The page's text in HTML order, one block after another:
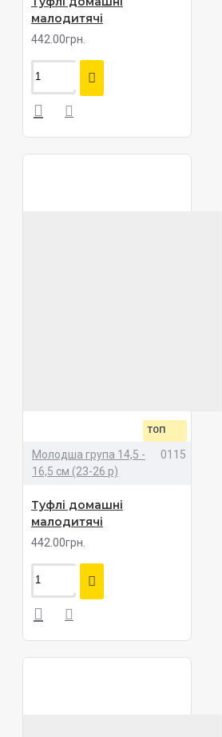
малодитячі
442.00грн.
ТОП
Молодша група 14,5 -
16,5 см (23-26 р)
0115
Туфлі домашні
малодитячі
442.00грн.